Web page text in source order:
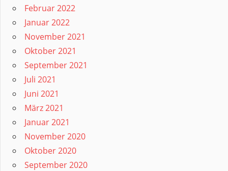
Februar 2022
Januar 2022
November 2021
Oktober 2021
September 2021
Juli 2021
Juni 2021
März 2021
Januar 2021
November 2020
Oktober 2020
September 2020